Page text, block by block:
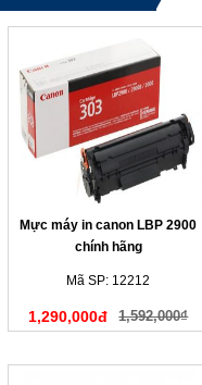
Mực máy in canon LBP 2900
chính hãng
Mã SP: 12212
1,290,000đ 1,592,000₫